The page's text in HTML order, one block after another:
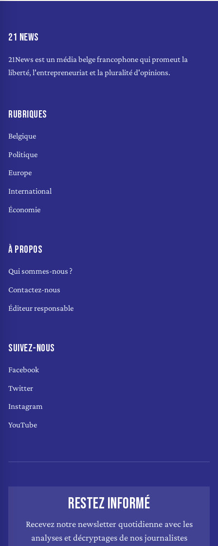
21 NEWS
21News est un média belge francophone qui promeut la
liberté, l'entrepreneuriat et la pluralité d'opinions.
RUBRIQUES
Belgique
Politique
Europe
International
Économie
À PROPOS
Qui sommes-nous ?
Contactez-nous
Éditeur responsable
SUIVEZ-NOUS
Facebook
Twitter
Instagram
YouTube
RESTEZ INFORMÉ
Recevez notre newsletter quotidienne avec les
analyses et décryptages de nos journalistes